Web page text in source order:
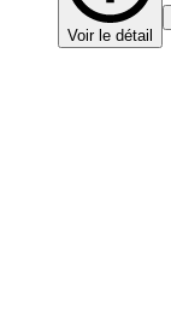
Voir le détail